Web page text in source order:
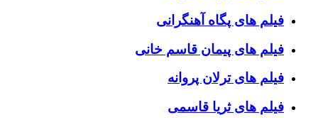
فیلم های پگاه آهنگرانی
فیلم های پیمان قاسم خانی
فیلم های ترلان پروانه
فیلم های ثریا قاسمی